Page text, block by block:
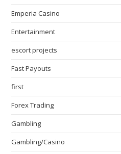
Emperia Casino
Entertainment
escort projects
Fast Payouts
first
Forex Trading
Gambling
Gambling/Casino